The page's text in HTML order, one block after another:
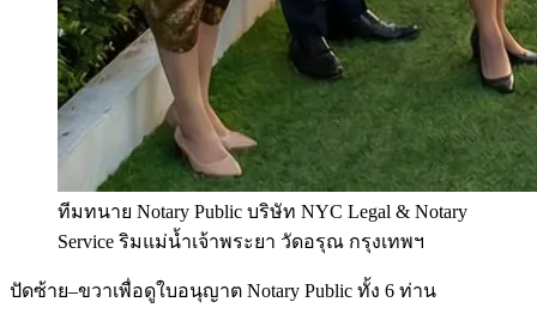
ทีมทนาย Notary Public บริษัท NYC Legal & Notary
Service ริมแม่น้ำเจ้าพระยา วัดอรุณ กรุงเทพฯ
ปัดซ้าย–ขวาเพื่อดูใบอนุญาต Notary Public ทั้ง 6 ท่าน